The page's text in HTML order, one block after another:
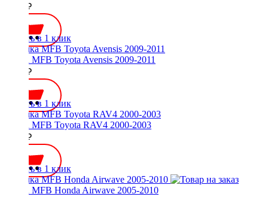
2100 ₽
Купить в 1 клик
Рамка MFB Toyota Avensis 2009-2011
2000 ₽
Купить в 1 клик
Рамка MFB Toyota RAV4 2000-2003
2100 ₽
Купить в 1 клик
Рамка MFB Honda Airwave 2005-2010